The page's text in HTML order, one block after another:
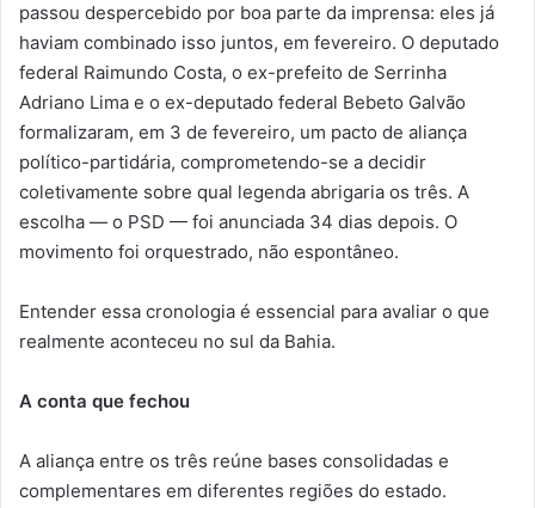
passou despercebido por boa parte da imprensa: eles já
haviam combinado isso juntos, em fevereiro. O deputado
federal Raimundo Costa, o ex-prefeito de Serrinha
Adriano Lima e o ex-deputado federal Bebeto Galvão
formalizaram, em 3 de fevereiro, um pacto de aliança
político-partidária, comprometendo-se a decidir
coletivamente sobre qual legenda abrigaria os três. A
escolha — o PSD — foi anunciada 34 dias depois. O
movimento foi orquestrado, não espontâneo.
Entender essa cronologia é essencial para avaliar o que
realmente aconteceu no sul da Bahia.
A conta que fechou
A aliança entre os três reúne bases consolidadas e
complementares em diferentes regiões do estado.